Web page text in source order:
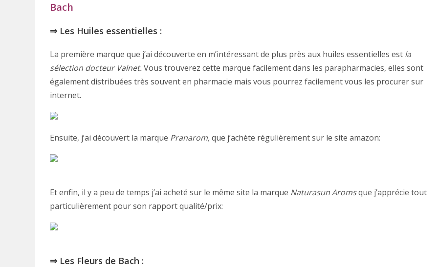
Bach
⇒ Les Huiles essentielles :
La première marque que j’ai découverte en m’intéressant de plus près aux huiles essentielles est la
sélection docteur Valnet.Vous trouverez cette marque facilement dans les parapharmacies, elles sont
également distribuées très souvent en pharmacie mais vous pourrez facilement vous les procurer sur
internet.
Ensuite, j’ai découvert la marque Pranarom,que j’achète régulièrement sur le site amazon:
Et enfin, il y a peu de temps j’ai acheté sur le même site la marque Naturasun Aromsque j’apprécie tout
particulièrement pour son rapport qualité/prix:
⇒ Les Fleurs de Bach :